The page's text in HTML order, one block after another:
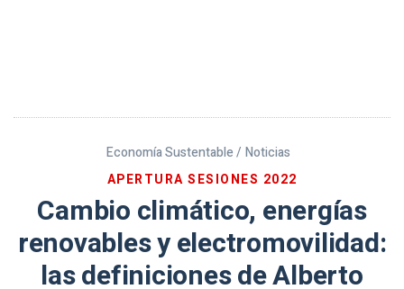
Economía Sustentable / Noticias
APERTURA SESIONES 2022
Cambio climático, energías
renovables y electromovilidad:
las definiciones de Alberto